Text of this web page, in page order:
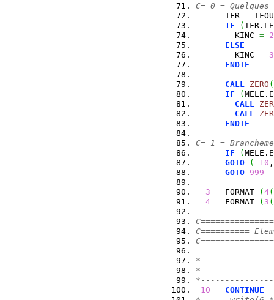
C= 0 = Quelques
      IFR
=
IF
( IFR. LE
        KINC
= 2
ELSE
        KINC
= 3
ENDIF
CALL ZERO (
IF
(MELE.
CALL
CALL
ENDIF
C= 1 =
IF
(MELE.
GOTO
( 10
GOTO 999
3
   FORMAT
(4(
4
   FORMAT
( 3 (
C==========
10
CONTINUE